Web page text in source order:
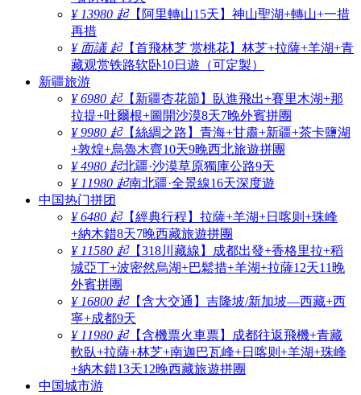
¥ 13980 起【阿里轉山15天】神山聖湖+轉山+一措
再措
¥ 面議 起【首飛林芝 赏桃花】林芝+拉薩+羊湖+青
藏观赏铁路软卧10日遊（可定製）
新疆旅游
¥ 6980 起【新疆杏花節】臥進飛出+賽里木湖+那
拉提+吐爾根+圖開沙漠8天7晚外賓拼團
¥ 9980 起【絲綢之路】青海+甘肅+新疆+茶卡鹽湖
+敦煌+烏魯木齊10天9晚西北旅遊拼團
¥ 4980 起北疆·沙漠草原獨庫公路9天
¥ 11980 起南北疆·全景線16天深度遊
中国热门拼团
¥ 6480 起【經典行程】拉薩+羊湖+日喀则+珠峰
+納木錯8天7晚西藏旅遊拼團
¥ 11580 起【318川藏線】成都出發+香格里拉+稻
城亞丁+波密然烏湖+巴鬆措+羊湖+拉薩12天11晚
外賓拼團
¥ 16800 起【含大交通】吉隆坡/新加坡—西藏+西
寧+成都9天
¥ 11980 起【含機票火車票】成都往返飛機+青藏
軟臥+拉薩+林芝+南迦巴瓦峰+日喀则+羊湖+珠峰
+納木錯13天12晚西藏旅遊拼團
中国城市游